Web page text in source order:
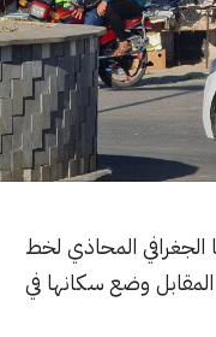
المحاذي لخط
وضع سكانها في